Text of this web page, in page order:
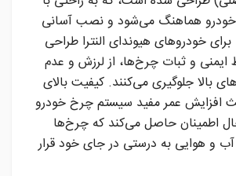
هماهنگ می‌شود و نصب آسانی
برای خودروهای هیوندای النترا طراحی
ایمنی و ثبات چرخ‌ها، از لرزش و عدم
بالا جلوگیری می‌کنند. کیفیت بالای
افزایش عمر مفید سیستم چرخ خودرو
اطمینان حاصل می‌کند که چرخ‌ها
و هوایی به درستی در جای خود قرار